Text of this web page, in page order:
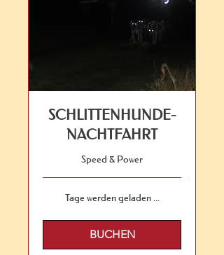
SCHLITTENHUNDE-
NACHTFAHRT
Speed & Power
Tage werden geladen ...
BUCHEN